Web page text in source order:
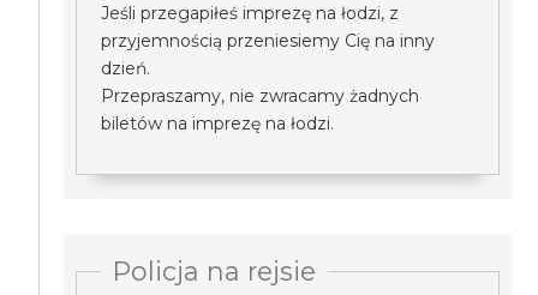
Jeśli przegapiłeś imprezę na łodzi, z
przyjemnością przeniesiemy Cię na inny
dzień.
Przepraszamy, nie zwracamy żadnych
biletów na imprezę na łodzi.
Policja na rejsie